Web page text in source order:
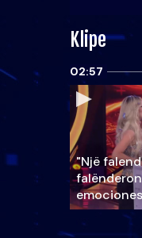
Klipe
02:57
"Një